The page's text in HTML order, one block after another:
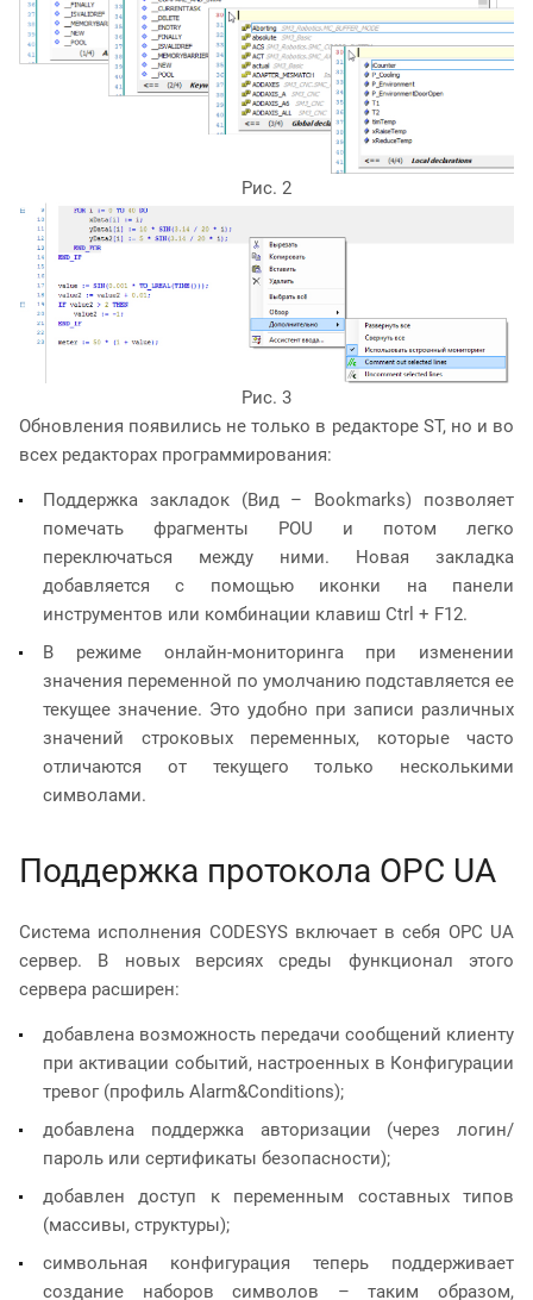
Рис. 2
Рис. 3
Обновления появились не только в редакторе ST, но и во
всех редакторах программирования:
Поддержка закладок (Вид – Bookmarks) позволяет
помечать фрагменты POU и потом легко
переключаться между ними. Новая закладка
добавляется с помощью иконки на панели
инструментов или комбинации клавиш Ctrl + F12.
В режиме онлайн-мониторинга при изменении
значения переменной по умолчанию подставляется ее
текущее значение. Это удобно при записи различных
значений строковых переменных, которые часто
отличаются от текущего только несколькими
символами.
Поддержка протокола OPC UA
Система исполнения CODESYS включает в себя OPC UA
сервер. В новых версиях среды функционал этого
сервера расширен:
добавлена возможность передачи сообщений клиенту
при активации событий, настроенных в Конфигурации
тревог (профиль Alarm&Conditions);
добавлена поддержка авторизации (через логин/
пароль или сертификаты безопасности);
добавлен доступ к переменным составных типов
(массивы, структуры);
символьная конфигурация теперь поддерживает
создание наборов символов – таким образом,